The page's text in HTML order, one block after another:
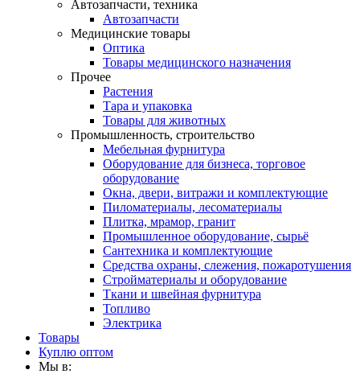
Автозапчасти, техника
Автозапчасти
Медицинские товары
Оптика
Товары медицинского назначения
Прочее
Растения
Тара и упаковка
Товары для животных
Промышленность, строительство
Мебельная фурнитура
Оборудование для бизнеса, торговое
оборудование
Окна, двери, витражи и комплектующие
Пиломатериалы, лесоматериалы
Плитка, мрамор, гранит
Промышленное оборудование, сырьё
Сантехника и комплектующие
Средства охраны, слежения, пожаротушения
Стройматериалы и оборудование
Ткани и швейная фурнитура
Топливо
Электрика
Товары
Куплю оптом
Мы в: